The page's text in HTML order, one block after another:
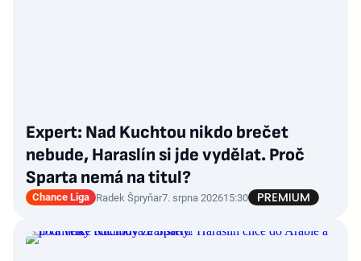
Expert: Nad Kuchtou nikdo brečet
nebude, Haraslín si jde vydělat. Proč
Sparta nemá na titul?
Chance Liga Radek Špryňar7. srpna 202615:30